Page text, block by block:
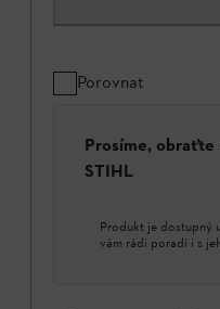
Porovnat
Prosíme, obraťte
STIHL
Produkt je dostupný
vám rádi poradí i s